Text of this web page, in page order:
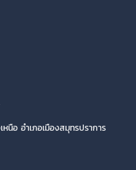
นือ อำเภอเมืองสมุทรปราการ